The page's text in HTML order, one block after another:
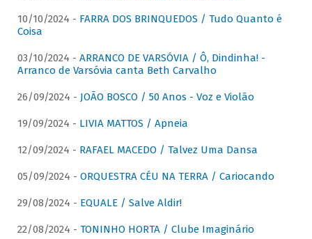
10/10/2024 - FARRA DOS BRINQUEDOS / Tudo Quanto é
Coisa
03/10/2024 - ARRANCO DE VARSÓVIA / Ô, Dindinha! -
Arranco de Varsóvia canta Beth Carvalho
26/09/2024 - JOÃO BOSCO / 50 Anos - Voz e Violão
19/09/2024 - LIVIA MATTOS / Apneia
12/09/2024 - RAFAEL MACEDO / Talvez Uma Dansa
05/09/2024 - ORQUESTRA CÉU NA TERRA / Cariocando
29/08/2024 - EQUALE / Salve Aldir!
22/08/2024 - TONINHO HORTA / Clube Imaginário